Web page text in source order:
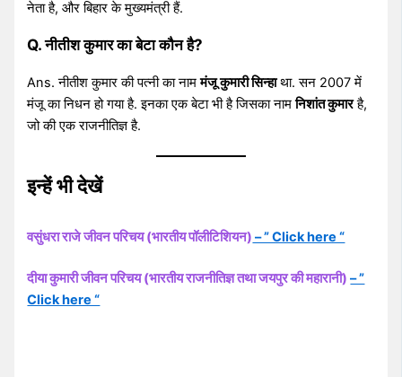
नेता है, और बिहार के मुख्यमंत्री हैं.
Q. नीतीश कुमार का बेटा कौन है?
Ans. नीतीश कुमार की पत्नी का नाममंजू कुमारी सिन्हाथा. सन 2007 में
मंजू का निधन हो गया है. इनका एक बेटा भी है जिसका नामनिशांत कुमारहै,
जो की एक राजनीतिज्ञ है.
इन्हें भी देखें
वसुंधरा राजे जीवन परिचय (भारतीय पॉलीटिशियन) – ” Click here “
दीया कुमारी जीवन परिचय (भारतीय राजनीतिज्ञ तथा जयपुर की महारानी)– ”
Click here “